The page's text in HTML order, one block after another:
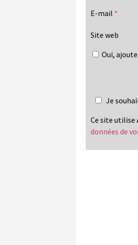
E-mail *
Site web
Oui,
Je
Ce site utilise
données de